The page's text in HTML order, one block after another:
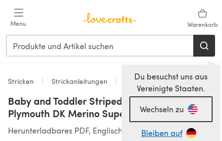
Menu Warenkorb
Du besuchst uns aus
Vereinigte Staaten.
Wechseln zu
Bleiben auf
Stricken Strickanleitungen Strickjacken
Baby and Toddler Striped Cardigan in
Plymouth DK Merino Superwash - F488
Herunterladbares PDF, Englisch